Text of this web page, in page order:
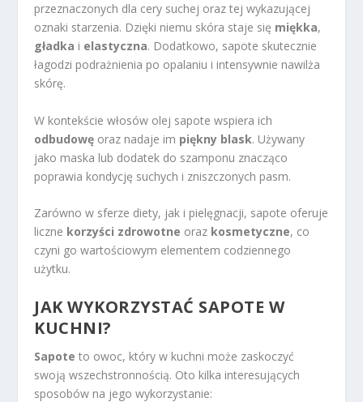
przeznaczonych dla cery suchej oraz tej wykazującej
oznaki starzenia. Dzięki niemu skóra staje się miękka,
gładka i elastyczna. Dodatkowo, sapote skutecznie
łagodzi podrażnienia po opalaniu i intensywnie nawilża
skórę.
W kontekście włosów olej sapote wspiera ich
odbudowę oraz nadaje im piękny blask. Używany
jako maska lub dodatek do szamponu znacząco
poprawia kondycję suchych i zniszczonych pasm.
Zarówno w sferze diety, jak i pielęgnacji, sapote oferuje
liczne korzyści zdrowotne oraz kosmetyczne, co
czyni go wartościowym elementem codziennego
użytku.
JAK WYKORZYSTAĆ SAPOTE W
KUCHNI?
Sapote to owoc, który w kuchni może zaskoczyć
swoją wszechstronnością. Oto kilka interesujących
sposobów na jego wykorzystanie: